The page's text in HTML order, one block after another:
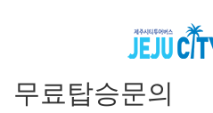
무료탑승문의